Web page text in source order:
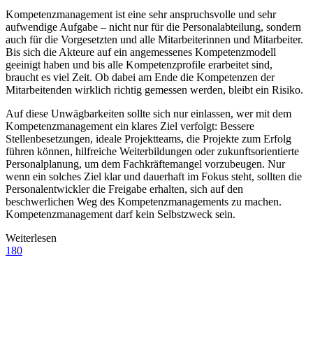
Kompetenzmanagement ist eine sehr anspruchsvolle und sehr
aufwendige Aufgabe – nicht nur für die Personalabteilung, sondern
auch für die Vorgesetzten und alle Mitarbeiterinnen und Mitarbeiter.
Bis sich die Akteure auf ein angemessenes Kompetenzmodell
geeinigt haben und bis alle Kompetenzprofile erarbeitet sind,
braucht es viel Zeit. Ob dabei am Ende die Kompetenzen der
Mitarbeitenden wirklich richtig gemessen werden, bleibt ein Risiko.
Auf diese Unwägbarkeiten sollte sich nur einlassen, wer mit dem
Kompetenzmanagement ein klares Ziel verfolgt: Bessere
Stellenbesetzungen, ideale Projektteams, die Projekte zum Erfolg
führen können, hilfreiche Weiterbildungen oder zukunftsorientierte
Personalplanung, um dem Fachkräftemangel vorzubeugen. Nur
wenn ein solches Ziel klar und dauerhaft im Fokus steht, sollten die
Personalentwickler die Freigabe erhalten, sich auf den
beschwerlichen Weg des Kompetenzmanagements zu machen.
Kompetenzmanagement darf kein Selbstzweck sein.
Weiterlesen
180